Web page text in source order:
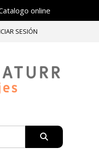
online
SESIÓN